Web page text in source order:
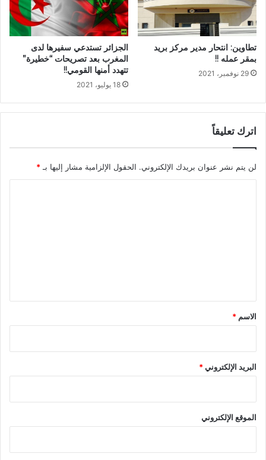
تطاوين: انتحار مدير مركز بريد
بمقر عمله !!
29 نوفمبر، 2021
الجزائر تستدعي سفيرها لدى
المغرب بعد تصريحات “خطيرة”
تتهدد أمنها القومي!!
18 يوليو، 2021
اترك تعليقاً
لن يتم نشر عنوان بريدك الإلكتروني. الحقول الإلزامية مشار إليها بـ *
*
الاسم *
البريد الإلكتروني*
الموقع الإلكتروني